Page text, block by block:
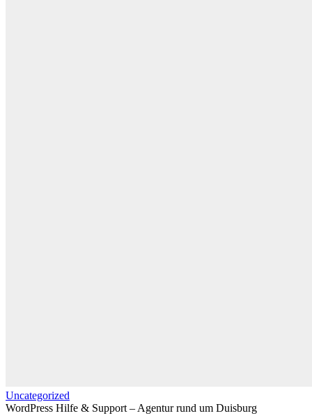
Uncategorized
WordPress Hilfe & Support – Agentur rund um Duisburg